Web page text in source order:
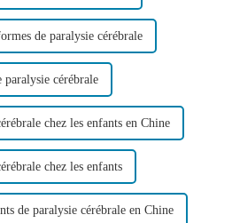
de paralysie cérébrale
paralysie cérébrale
chez les enfants en Chine
chez les enfants
de paralysie cérébrale en Chine